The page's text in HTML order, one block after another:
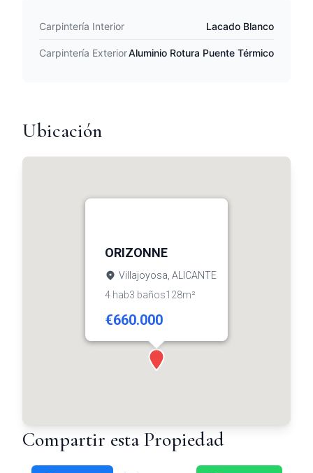
Carpintería Interior Lacado Blanco
Carpintería ExteriorAluminio Rotura Puente Térmico
Ubicación
ORIZONNE
Villajoyosa, ALICANTE
4 hab3 baños128m²
€660.000
Compartir esta Propiedad